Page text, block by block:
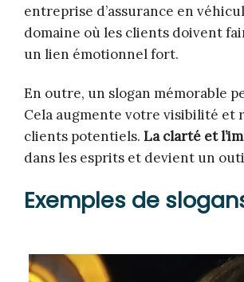
entreprise d’assurance en
domaine où les clients doivent
un lien émotionnel fort.
En outre, un slogan mémorable
Cela augmente votre visibilité et
clients potentiels. La clarté et
dans les esprits et devient un
Exemples de